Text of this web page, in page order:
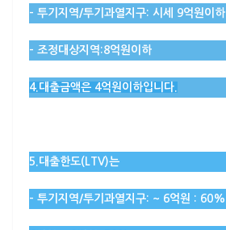
– 투기지역/투기과열지구: 시세 9억원이하
– 조정대상지역:8억원이하
4.대출금액은 4억원이하입니다.
5.대출한도(LTV)는
– 투기지역/투기과열지구: ~ 6억원 : 60%